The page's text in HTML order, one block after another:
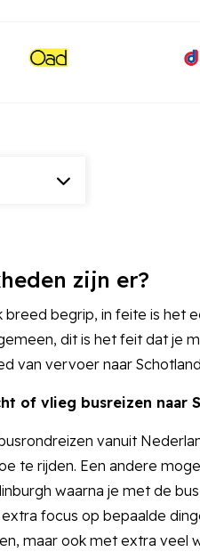
zijn er?
breed begrip, in feite is het
dit is het feit dat je
van vervoer naar
of vlieg busreizen naar
vanuit
te rijden. Een andere
waarna je met de
focus op bepaalde
maar ook met extra veel